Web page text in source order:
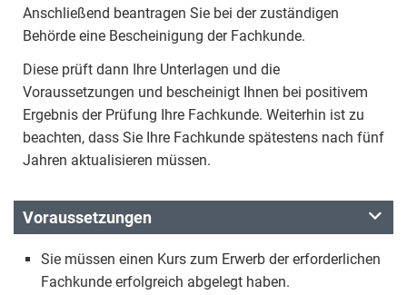
Anschließend beantragen Sie bei der zuständigen
Behörde eine Bescheinigung der Fachkunde.
Diese prüft dann Ihre Unterlagen und die
Voraussetzungen und bescheinigt Ihnen bei positivem
Ergebnis der Prüfung Ihre Fachkunde. Weiterhin ist zu
beachten, dass Sie Ihre Fachkunde spätestens nach fünf
Jahren aktualisieren müssen.
Voraussetzungen
Sie müssen einen Kurs zum Erwerb der erforderlichen
Fachkunde erfolgreich abgelegt haben.